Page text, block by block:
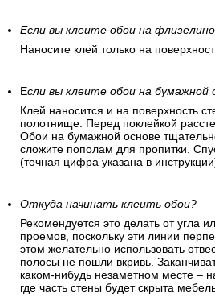
Если вы клеите обои на
Наносите клей только на
Если вы клеите обои на бумажной
Клей наносится и на поверхность
полотнище. Перед поклейкой
Обои на бумажной основе
сложите пополам для пропитки.
(точная цифра указана в
Откуда начинать клеить обои?
Рекомендуется это делать от угла
проемов, поскольку эти линии
этом желательно использовать
полосы не пошли вкривь.
каком-нибудь незаметном месте –
где часть стены будет скрыта